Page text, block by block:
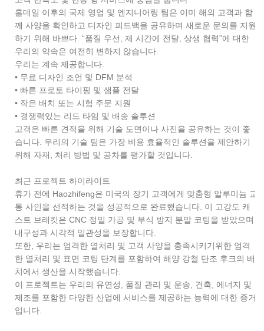
홀데일 이후의 국제 영업 및 엔지니어링 팀은 이미 해외 고객과 함
께 사양을 확인하고 디자인 피드백을 공유하며 새로운 문의를 지원
하기 위해 바쁘다. “품질 우선, 제 시간에 전달, 상생 협력”에 대한
우리의 약속은 여전히 ​​변하지 않습니다.
우리는 계속 제공합니다.
• 무료 디자인 조언 및 DFM 분석
• 빠른 프로토 타이핑 및 샘플 전달
• 작은 배치 또는 시험 주문 지원
• 경쟁력있는 리드 타임 및 배송 솔루션
고객은 빠른 견적을 위해 기술 도면이나 사진을 공유하는 것이 좋
습니다. 우리의 기술 팀은 가장 비용 효율적인 솔루션을 제안하기
위해 자재, 처리 방법 및 공차를 평가할 것입니다.
최근 프로젝트 하이라이트
휴가 전에 Haozhifeng은 미국의 장기 고객에게 맞춤형 알루미늄 교
통 사인을 선적하는 것을 성공적으로 완료했습니다. 이 고강도 캐
스트 브래킷은 CNC 정밀 가공 및 부식 방지 분말 코팅을 받았으며
내구성과 시각적 일관성을 보장합니다.
또한, 우리는 엄격한 열처리 및 고객 사양을 충족시키기위한 엄격
한 열처리 및 표면 코팅 단계를 포함하여 해양 강철 단조 후크의 배
치에서 생산을 시작했습니다.
이 프로젝트는 우리의 유연성, 품질 관리 및 운송, 건축, 에너지 및
제조를 포함한 다양한 산업에 서비스를 제공하는 능력에 대한 증거
입니다.